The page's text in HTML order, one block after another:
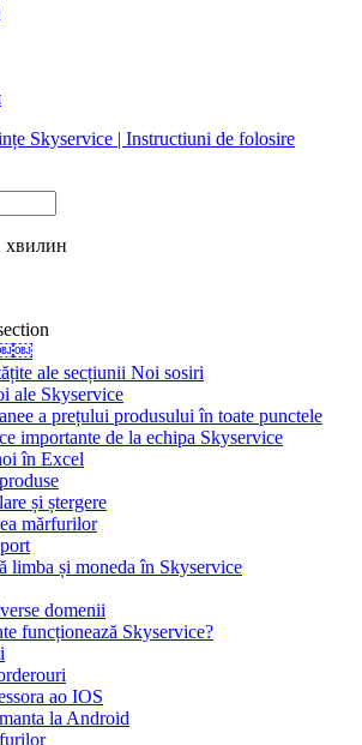
Skyservice | Instructiuni de folosire
хвилин
ale secțiunii Noi sosiri
ale Skyservice
a prețului produsului în toate punctele
importante de la echipa Skyservice
în Excel
și ștergere
mărfurilor
limba și moneda în Skyservice
domenii
funcționează Skyservice?
ao IOS
la Android